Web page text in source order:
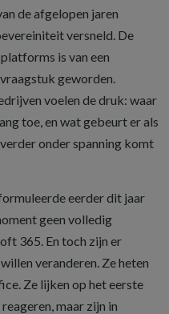
de afgelopen jaren
versneld. De
is van een
geworden.
voelen de druk: waar
toe, en wat gebeurt er als
onder spanning komt
eerder dit jaar
geen volledig
365. En toch zijn er
veranderen. Ze heten
Ze lijken op het eerste
maar zijn in